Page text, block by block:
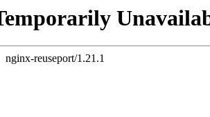
nginx-reuseport/1.21.1